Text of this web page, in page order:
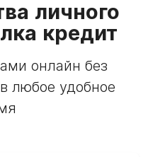
личного
кредит
онлайн без
любое удобное